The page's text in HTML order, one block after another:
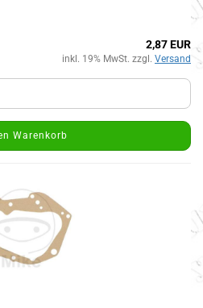
2,87 EUR
inkl. 19% MwSt. zzgl. Versand
Warenkorb